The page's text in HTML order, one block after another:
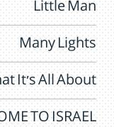
Little Man
Many Lights
It's All About
TO ISRAEL